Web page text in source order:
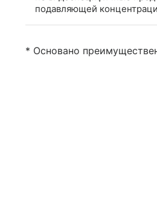
подавляющей
* Основано